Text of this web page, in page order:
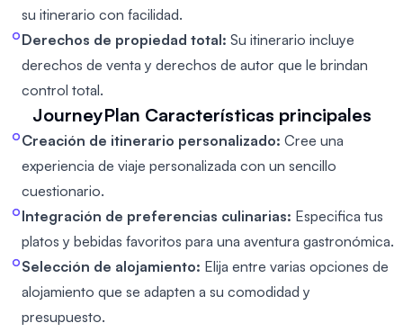
su itinerario con facilidad.
Derechos de propiedad total: Su itinerario incluye
derechos de venta y derechos de autor que le brindan
control total.
JourneyPlan Características principales
Creación de itinerario personalizado: Cree una
experiencia de viaje personalizada con un sencillo
cuestionario.
Integración de preferencias culinarias: Especifica tus
platos y bebidas favoritos para una aventura gastronómica.
Selección de alojamiento: Elija entre varias opciones de
alojamiento que se adapten a su comodidad y
presupuesto.